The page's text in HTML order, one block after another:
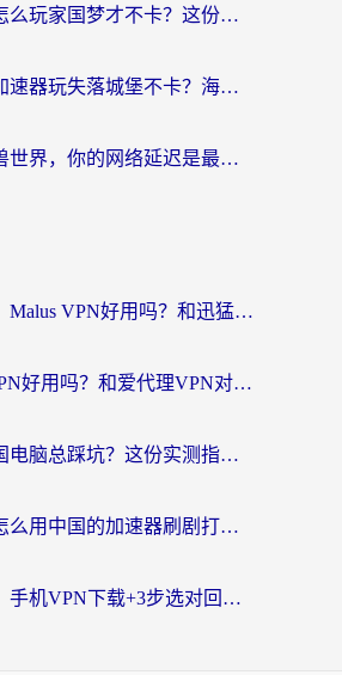
在意大利，怎么玩家国梦才不卡？这份终极加速指南请收好
美国用什么加速器玩失落城堡不卡？海外党亲测有效的国服游戏加速指南
在外国玩魔兽世界，你的网络延迟是最大的敌人
海外党必看：Malus VPN好用吗？和迅猛兔VPN对比哪个回国效果更好？附真实体验与避坑指南
Quickback VPN好用吗？和爱代理VPN对比哪个回国效果更好？
海外翻墙回国电脑总踩坑？这份实测指南帮你选对加速器（附ChickCNinitapMalus对比）
人在韩国，怎么用中国的加速器刷剧打游戏？这份真实体验指南给你答案
海外党必看：手机VPN下载+3步选对回国加速器，无缝刷国内资源不再愁